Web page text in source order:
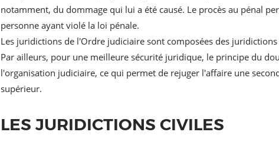
notamment, du dommage qui lui a été causé. Le procès au pénal
personne ayant violé la loi pénale.
Les juridictions de l'Ordre judiciaire sont composées des
Par ailleurs, pour une meilleure sécurité juridique, le principe du
l'organisation judiciaire, ce qui permet de rejuger l'affaire une
supérieur.
LES JURIDICTIONS CIVILES